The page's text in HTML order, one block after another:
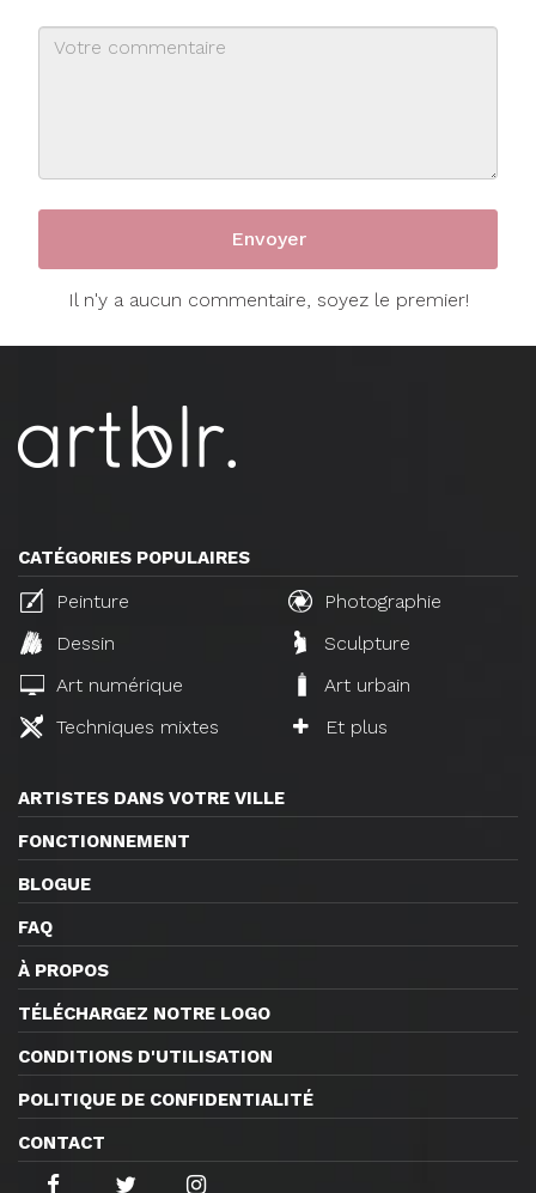
Il n'y a aucun commentaire, soyez le premier!
CATÉGORIES POPULAIRES
Peinture
Photographie
Dessin
Sculpture
Art numérique
Art urbain
Techniques mixtes
Et plus
ARTISTES DANS VOTRE VILLE
FONCTIONNEMENT
BLOGUE
FAQ
À PROPOS
TÉLÉCHARGEZ NOTRE LOGO
CONDITIONS D'UTILISATION
POLITIQUE DE CONFIDENTIALITÉ
CONTACT